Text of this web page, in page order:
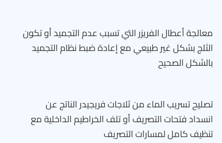
معالجة أعطال الفريزر التي تسبب عدم التجميد أو تكون
الثلج بشكل غير طبيعي مع إعادة ضبط نظام التجميد
بالشكل الصحيح
تصليح تسريب الماء من ثلاجات فريجيدر الناتج عن
انسداد فتحات التصريف أو تلف الخراطيم الداخلية مع
تنظيف كامل لمسارات التصريف